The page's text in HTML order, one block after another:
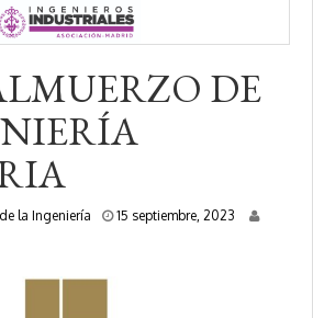
DE
la Ingeniería 15 septiembre, 2023